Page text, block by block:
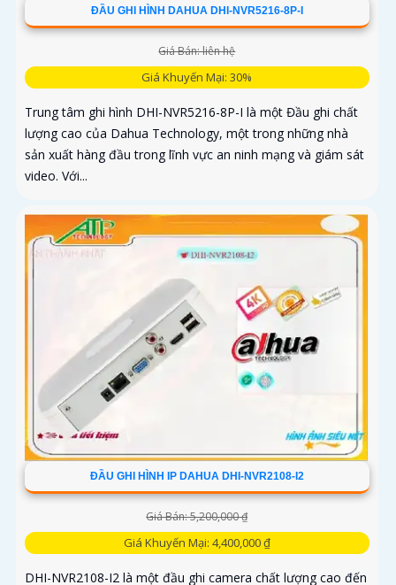
ĐẦU GHI HÌNH DAHUA DHI-NVR5216-8P-I
Giá Bán: liên hệ
Giá Khuyến Mại: 30%
Trung tâm ghi hình DHI-NVR5216-8P-I là một Đầu ghi chất
lượng cao của Dahua Technology, một trong những nhà
sản xuất hàng đầu trong lĩnh vực an ninh mạng và giám sát
video. Với...
ĐẦU GHI HÌNH IP DAHUA DHI-NVR2108-I2
Giá Bán: 5,200,000 ₫
Giá Khuyến Mại: 4,400,000 ₫
DHI-NVR2108-I2 là một đầu ghi camera chất lượng cao đến